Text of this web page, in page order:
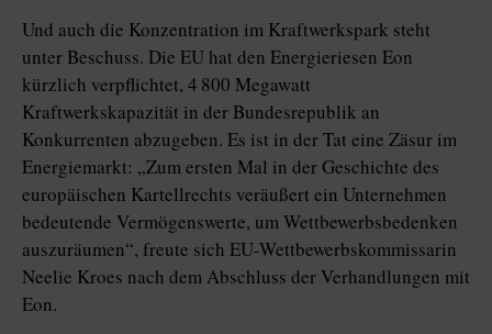
Und auch die Konzentration im Kraftwerkspark steht
unter Beschuss. Die EU hat den Energieriesen Eon
kürzlich verpflichtet, 4 800 Megawatt
Kraftwerkskapazität in der Bundesrepublik an
Konkurrenten abzugeben. Es ist in der Tat eine Zäsur im
Energiemarkt: „Zum ersten Mal in der Geschichte des
europäischen Kartellrechts veräußert ein Unternehmen
bedeutende Vermögenswerte, um Wettbewerbsbedenken
auszuräumen“, freute sich EU-Wettbewerbskommissarin
Neelie Kroes nach dem Abschluss der Verhandlungen mit
Eon.